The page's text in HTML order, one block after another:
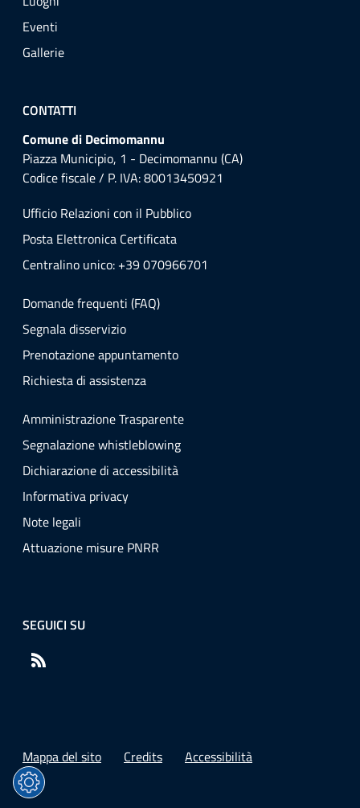
Eventi
Gallerie
CONTATTI
Comune di Decimomannu
Piazza Municipio, 1 - Decimomannu (CA)
Codice fiscale / P. IVA: 80013450921
Ufficio Relazioni con il Pubblico
Posta Elettronica Certificata
Centralino unico: +39 070966701
Domande frequenti (FAQ)
Segnala disservizio
Prenotazione appuntamento
Richiesta di assistenza
Amministrazione Trasparente
Segnalazione whistleblowing
Dichiarazione di accessibilità
Informativa privacy
Note legali
Attuazione misure PNRR
SEGUICI SU
Mappa del sito Credits Accessibilità